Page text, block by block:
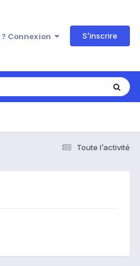
Connexion S’inscrire
Toute l’activité